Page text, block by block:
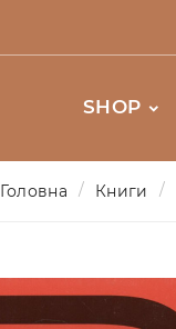
SHOP
Головна Книги